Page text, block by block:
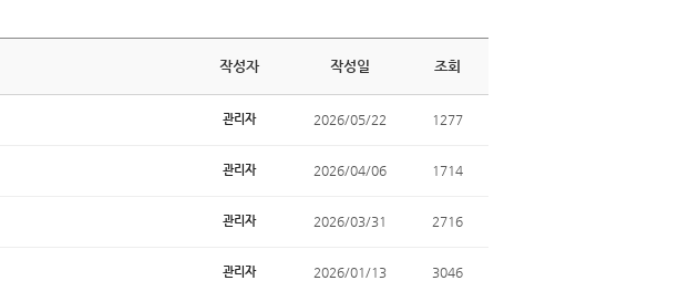
작성자 작성일 조회
관리자 2026/05/22 1277
관리자 2026/04/06 1714
관리자 2026/03/31 2716
관리자 2026/01/13 3046